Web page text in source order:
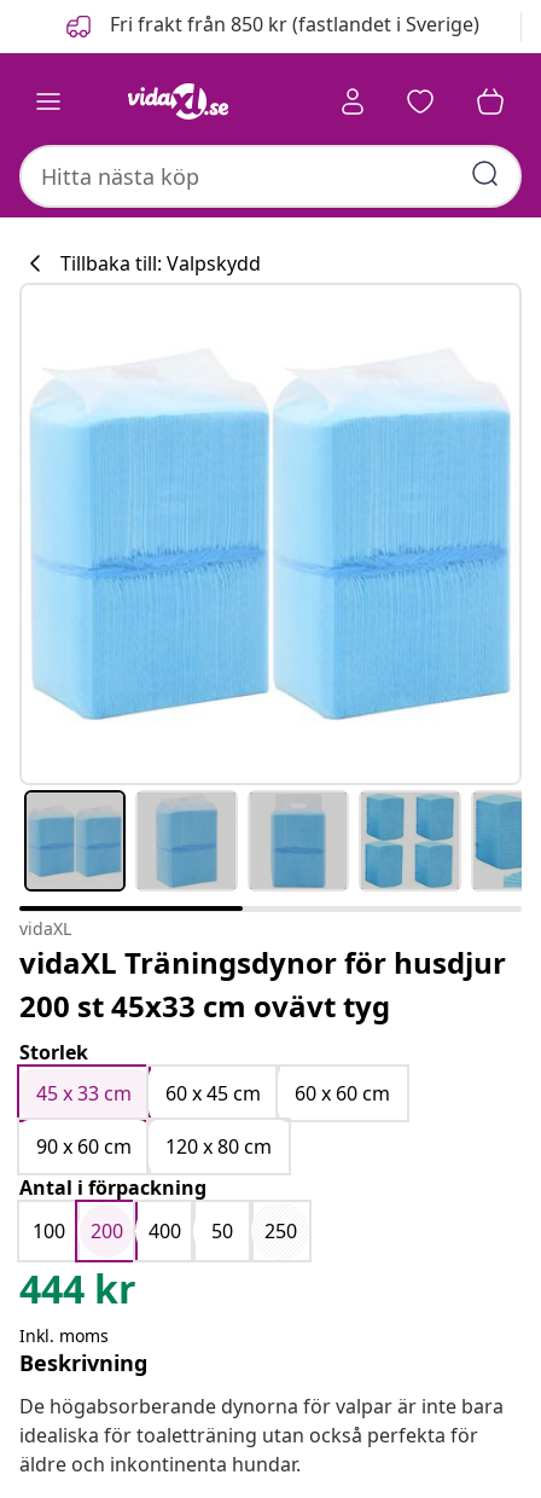
FöregåendeFri frakt från 850 kr (fastlandet i Sverige)
Tillbaka till: Valpskydd
vidaXL
vidaXL Träningsdynor för husdjur
200 st 45x33 cm ovävt tyg
Storlek
45 x 33 cm
60 x 45 cm
60 x 60 cm
90 x 60 cm
120 x 80 cm
Antal i förpackning
100
200 400 50 250
444 kr
Inkl. moms
Beskrivning
De högabsorberande dynorna för valpar är inte bara
idealiska för toaletträning utan också perfekta för
äldre och inkontinenta hundar.